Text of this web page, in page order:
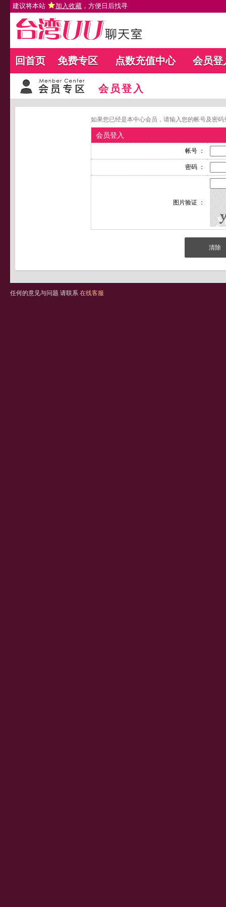
建议将本站 加入收藏 ，方便日后找寻
回首页 免费专区 点数充值中心 会员登
会员登入
如果您已经是本中心会员，请输入您的帐号及密
会员登入
帐号 ：
密码 ：
图片验证 ：
任何的意见与问题 请联系 在线客服